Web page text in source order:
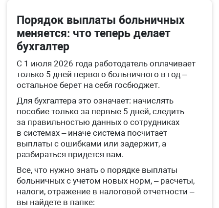
Порядок выплаты больничных
меняется: что теперь делает
бухгалтер
С 1 июля 2026 года работодатель оплачивает
только 5 дней первого больничного в год –
остальное берет на себя госбюджет.
Для бухгалтера это означает: начислять
пособие только за первые 5 дней, следить
за правильностью данных о сотрудниках
в системах – иначе система посчитает
выплаты с ошибками или задержит, а
разбираться придется вам.
Все, что нужно знать о порядке выплаты
больничных с учетом новых норм, – расчеты,
налоги, отражение в налоговой отчетности –
вы найдете в папке: